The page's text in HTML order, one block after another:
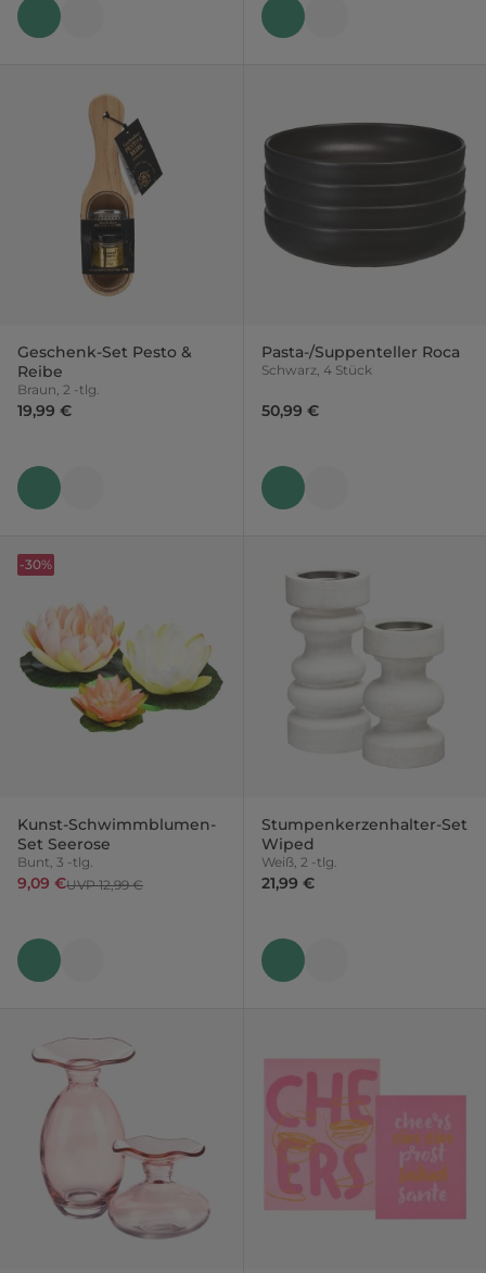
Geschenk-Set Pesto &
Reibe
Braun, 2 -tlg.
19,99 €
Pasta-/Suppenteller Roca
Schwarz, 4 Stück
50,99 €
Kunst-Schwimmblumen-
Set Seerose
Bunt, 3 -tlg.
9,09 €UVP 12,99 €
-30%
Stumpenkerzenhalter-Set
Wiped
Weiß, 2 -tlg.
21,99 €